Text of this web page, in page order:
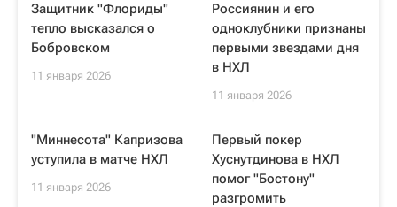
Защитник "Флориды"
тепло высказался о
Бобровском
11 января 2026
Россиянин и его
одноклубники признаны
первыми звездами дня
в НХЛ
11 января 2026
"Миннесота" Капризова
уступила в матче НХЛ
11 января 2026
Первый покер
Хуснутдинова в НХЛ
помог "Бостону"
разгромить